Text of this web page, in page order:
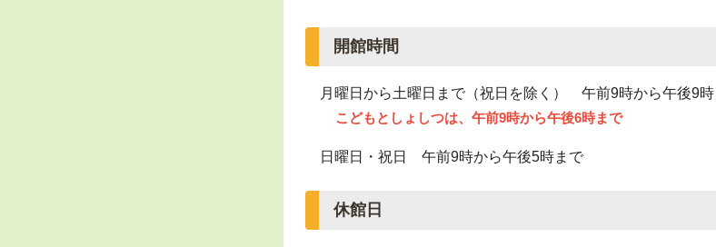
開館時間
月曜日から土曜日まで（祝日を除く） 午前9時から午後9時
こどもとしょしつは、午前9時から午後6時まで
日曜日・祝日 午前9時から午後5時まで
休館日